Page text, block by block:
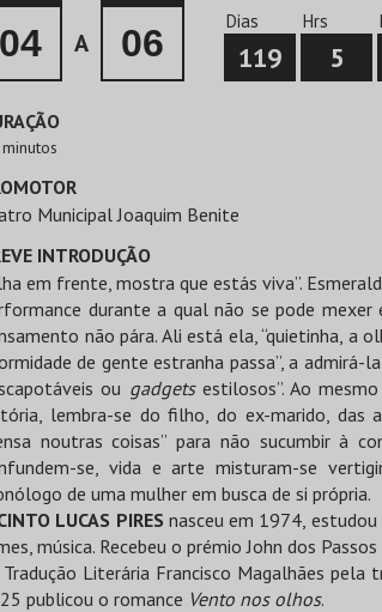
04 A 06
Dias
119
Hrs
5
Municipal Joaquim Benite
INTRODUÇÃO
em frente, mostra que estás viva”.
durante a qual não se pode
não pára. Ali está ela, “quietinha, a
de gente estranha passa”, a
ou gadgetsestilosos”. Ao
lembra-se do filho, do ex-marido, das
noutras coisas” para não sucumbir à
se, vida e arte misturam-se
de uma mulher em busca de si própria.
LUCAS PIRES nasceu em 1974,
música. Recebeu o prémio John dos
Literária Francisco Magalhães pela
publicou o romance Vento nos olhos.